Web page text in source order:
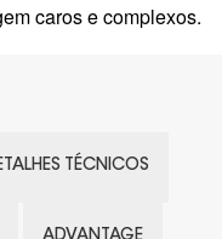
caros e complexos.
TÉCNICOS